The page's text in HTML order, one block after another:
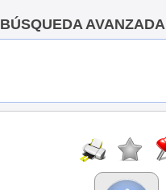
BÚSQUEDA AVANZADA